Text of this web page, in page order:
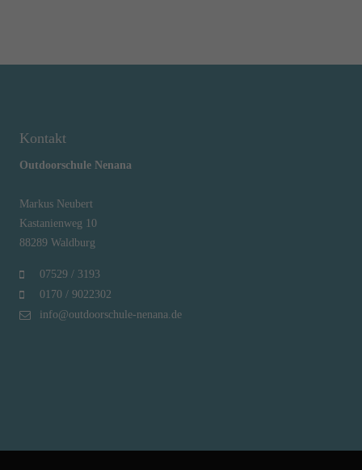
Kontakt
Outdoorschule Nenana
Markus Neubert
Kastanienweg 10
88289 Waldburg
07529 / 3193
0170 / 9022302
info@outdoorschule-nenana.de